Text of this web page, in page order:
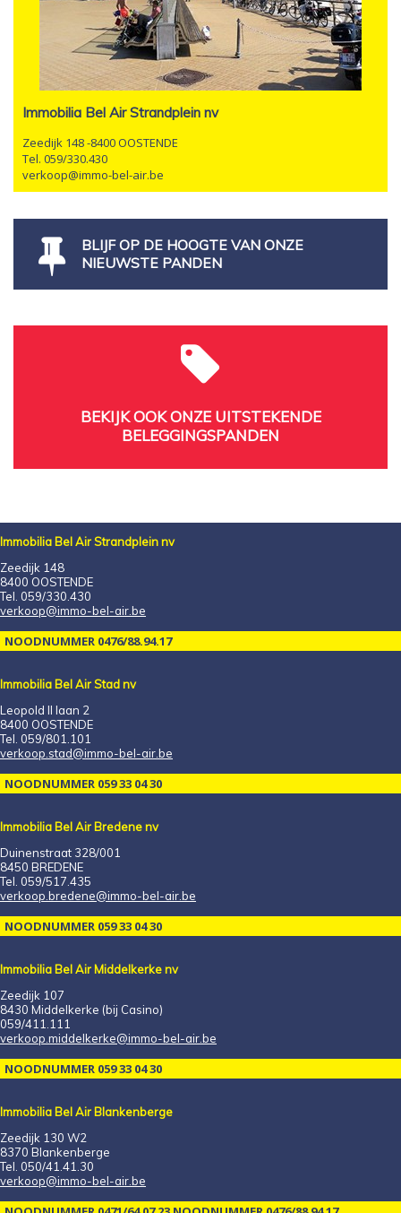
Immobilia Bel Air Strandplein nv
Zeedijk 148 -8400 OOSTENDE
Tel. 059/330.430
verkoop@immo-bel-air.be
BLIJF OP DE HOOGTE VAN ONZE
NIEUWSTE PANDEN
BEKIJK OOK ONZE UITSTEKENDE
BELEGGINGSPANDEN
Immobilia Bel Air Strandplein nv
Zeedijk 148
8400 OOSTENDE
Tel. 059/330.430
verkoop@immo-bel-air.be
NOODNUMMER 0476/88.94.17
Immobilia Bel Air Stad nv
Leopold II laan 2
8400 OOSTENDE
Tel. 059/801.101
verkoop.stad@immo-bel-air.be
NOODNUMMER 059 33 04 30
Immobilia Bel Air Bredene nv
Duinenstraat 328/001
8450 BREDENE
Tel. 059/517.435
verkoop.bredene@immo-bel-air.be
NOODNUMMER 059 33 04 30
Immobilia Bel Air Middelkerke nv
Zeedijk 107
8430 Middelkerke (bij Casino)
059/411.111
verkoop.middelkerke@immo-bel-air.be
NOODNUMMER 059 33 04 30
Immobilia Bel Air Blankenberge
Zeedijk 130 W2
8370 Blankenberge
Tel. 050/41.41.30
verkoop@immo-bel-air.be